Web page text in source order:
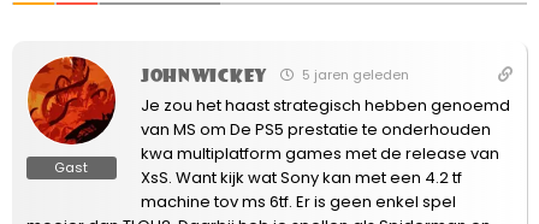
Gast
JohnWickey 5 jaren geleden
Je zou het haast strategisch hebben genoemd
van MS om De PS5 prestatie te onderhouden
kwa multiplatform games met de release van
XsS. Want kijk wat Sony kan met een 4.2 tf
machine tov ms 6tf. Er is geen enkel spel